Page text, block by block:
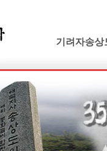
기려자송상
연보 및 가계
기려수필집
생애와사상
유묵과유품